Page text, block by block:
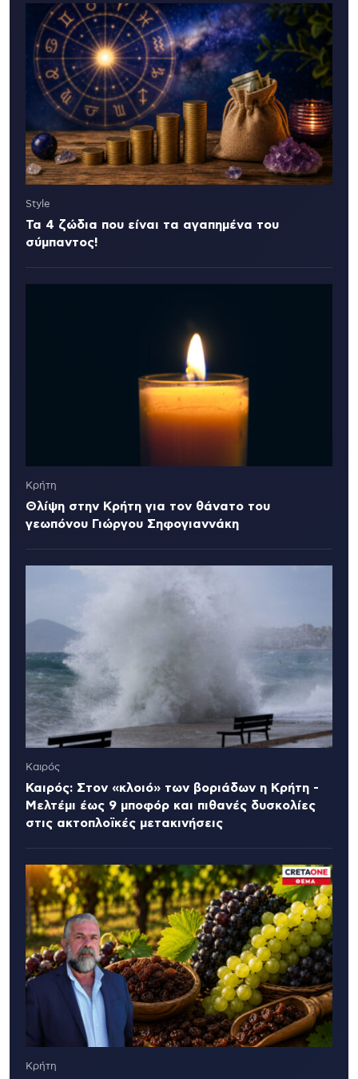
Style
Τα 4 ζώδια που είναι τα αγαπημένα του
σύμπαντος!
Κρήτη
Θλίψη στην Κρήτη για τον θάνατο του
γεωπόνου Γιώργου Σηφογιαννάκη
Καιρός
Καιρός: Στον «κλοιό» των βοριάδων η Κρήτη -
Μελτέμι έως 9 μποφόρ και πιθανές δυσκολίες
στις ακτοπλοϊκές μετακινήσεις
Κρήτη